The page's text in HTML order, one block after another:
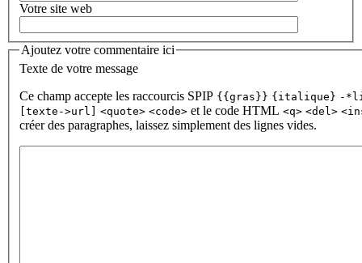
Votre site web
Ajoutez votre commentaire ici
Texte de votre message
Ce champ accepte les raccourcis SPIP {{gras}} {italique} -
[texte->url]
<quote> <code> et le code HTML <q> <del>
créer des paragraphes, laissez simplement des lignes vides.